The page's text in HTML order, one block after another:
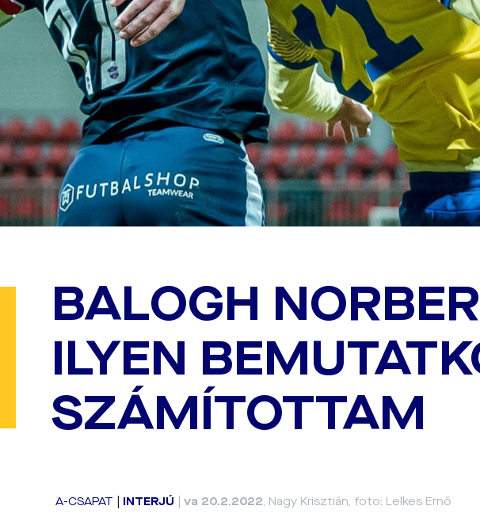
BALOGH
ILYEN
SZÁMÍTOTTAM
A-CSAPAT INTERJÚ |va 20.2.2022, Nagy Krisztián, foto: Lelkes Ernő